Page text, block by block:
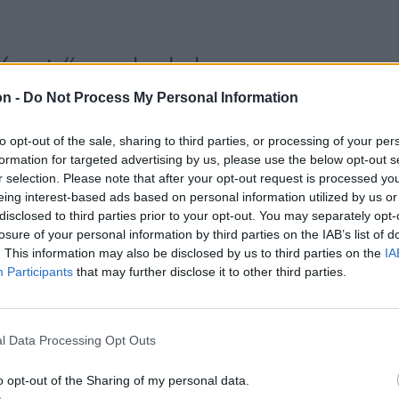
- Do Not Process My Personal Information
opt-out of the sale, sharing to third parties, or processing of your
for targeted advertising by us, please use the below opt-out
selection. Please note that after your opt-out request is processed
interest-based ads based on personal information utilized by us
to third parties prior to your opt-out. You may separately
of your personal information by third parties on the IAB’s list of
This information may also be disclosed by us to third parties on the
Participants that may further disclose it to other third parties.
Data Processing Opt Outs
opt-out of the Sharing of my personal data.
sokalakos
disznóvágás
eleveníti fel a
az esemény
beállított és